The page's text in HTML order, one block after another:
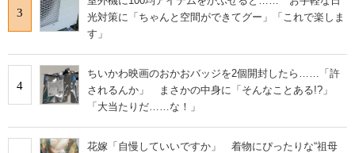
3
光対策に「ちゃんと空間ができてグー」「これで楽しま
す」
4
ちいかわ映画のおかおバッジを2個開封したら……「許
されるんか」 まさかの中身に「そんなことある!?」
「大当たりだ……な！」
花嫁「自慢していいですか」 着物にぴったりな“祖母